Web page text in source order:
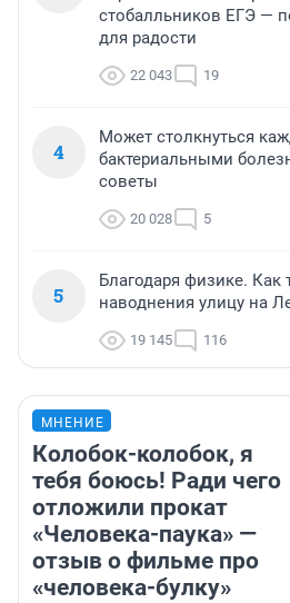
стобалльников ЕГЭ —
для радости
22 043 19
4
Может столкнуться
бактериальными
советы
20 028 5
5
Благодаря физике. Как
наводнения улицу на
19 145 116
МНЕНИЕ
Колобок-колобок, я
тебя боюсь! Ради чего
отложили прокат
«Человека-паука» —
отзыв о фильме про
«человека-булку»